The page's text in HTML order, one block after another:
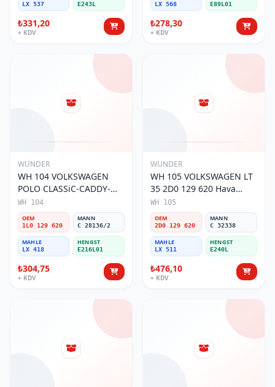
LX 537 E243L
₺331,20
+ KDV
LX 568 E89L01
₺278,30
+ KDV
WUNDER
WH 104 VOLKSWAGEN
POLO CLASSiC-CADDY-
SEAT iBiZA 1L0 129 620
Hava Filtresi
WH 104
OEM
1L0 129 620
MANN
C 28136/2
MAHLE
LX 418
HENGST
E216L01
₺304,75
+ KDV
WUNDER
WH 105 VOLKSWAGEN LT
35 2D0 129 620 Hava
Filtresi
WH 105
OEM
2D0 129 620
MANN
C 32338
MAHLE
LX 511
HENGST
E240L
₺476,10
+ KDV